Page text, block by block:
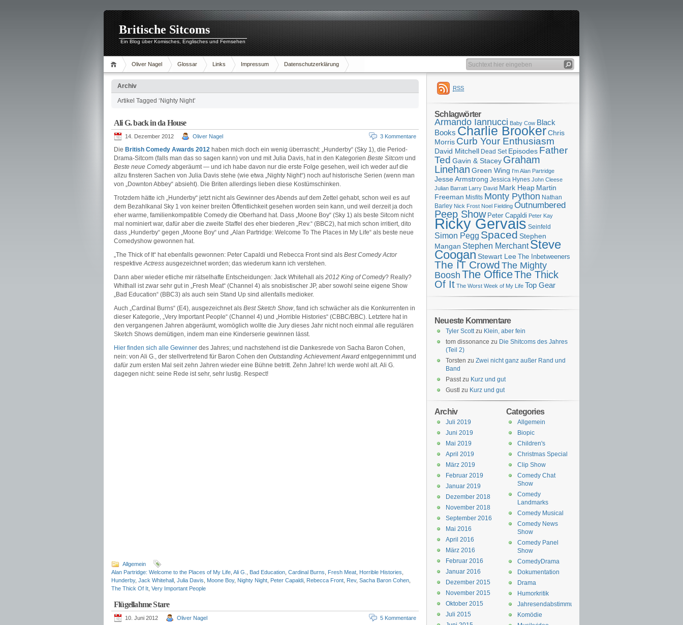
Britische Sitcoms
Ein Blog über Komisches, Englisches und Fernsehen
Oliver Nagel Glossar Links Impressum Datenschutzerklärung
Archiv
Artikel Tagged ‘Nighty Night’
Ali G. back in da House
14. Dezember 2012 Oliver Nagel 3 Kommentare
Die British Comedy Awards 2012 haben mich doch ein wenig überrascht: „Hunderby“ (Sky 1), die Period-
Drama-Sitcom (falls man das so sagen kann) von und mit Julia Davis, hat in den Kategorien Beste Sitcom und
Beste neue Comedyabgeräumt — und ich habe davon nur die erste Folge gesehen, weil ich weder auf die
allzu finsteren Sachen von Julia Davis stehe (wie etwa „Nighty Night“) noch auf historische Serien (wenn man
von „Downton Abbey“ absieht). Die Briten allerdings lieben diese Kostümschinken.
Trotzdem hätte ich „Hunderby“ jetzt nicht als Gewinner des Abends auf dem Zettel gehabt, schon weil es auf
dem Bezahlkanal Sky 1 von keiner breiten Öffentlichkeit gesehen worden sein kann, und weil derzeit ja doch
eher warme, familienkompatible Comedy die Oberhand hat. Dass „Moone Boy“ (Sky 1) als beste Sitcom nicht
mal nominiert war, dafür aber die zweite Staffel des eher biederen „Rev.“ (BBC2), hat mich schon irritiert, dito
dass „Hunderby“ gegen „Moone Boy“ und „Alan Partridge: Welcome To The Places in My Life“ als beste neue
Comedyshow gewonnen hat.
„The Thick of It“ hat ebenfalls gewonnen: Peter Capaldi und Rebecca Front sind als Best Comedy Actor
respektiveActress ausgezeichnet worden; das wiederum kann ich verstehen.
Dann aber wieder etliche mir rätselhafte Entscheidungen: Jack Whitehall als 2012 King of Comedy? Really?
Whithall ist zwar sehr gut in „Fresh Meat“ (Channel 4) als snobistischer JP, aber sowohl seine eigene Show
„Bad Education“ (BBC3) als auch sein Stand Up sind allenfalls medioker.
Auch „Cardinal Burns“ (E4), ausgezeichnet als Best Sketch Show, fand ich schwächer als die Konkurrenten in
dieser Kategorie, „Very Important People“ (Channel 4) und „Horrible Histories“ (CBBC/BBC). Letztere hat in
den vergangenen Jahren abgeräumt, womöglich wollte die Jury dieses Jahr nicht noch einmal alle regulären
Sketch Shows demütigen, indem man eine Kinderserie gewinnen lässt.
Hier finden sich alle Gewinner des Jahres; und nachstehend ist die Dankesrede von Sacha Baron Cohen,
nein: von Ali G., der stellvertretend für Baron Cohen den Outstanding Achievement Award entgegennimmt und
dafür zum ersten Mal seit zehn Jahren wieder eine Bühne betritt. Zehn Jahre! Ich werde wohl alt. Ali G.
dagegen nicht: seine Rede ist sehr, sehr lustig. Respect!
Allgemein
Alan Partridge: Welcome to the Places of My Life Ali G. Bad Education Cardinal Burns Fresh Meat Horrible Histories
Hunderby, Jack Whitehall Julia Davis Moone Boy, Nighty Night Peter Capaldi Rebecca Front Rev, Sacha Baron Cohen
The Thick Of It Very Important People
Flügellahme Stare
10. Juni 2012 Oliver Nagel 5 Kommentare
RSS
Schlagwörter
Armando Iannucci Baby Cow Black
Books Charlie BrookerChris
Morris Curb Your Enthusiasm
David Mitchell Dead Set Episodes Father
Ted Gavin & Stacey Graham
Linehan Green Wing I'm Alan Partridge
Jesse Armstrong Jessica Hynes John Cleese
Julian Barratt Larry David Mark Heap Martin
Freeman Misfits Monty Python Nathan
Barley Nick Frost Noel Fielding Outnumbered
Peep Show Peter Capaldi Peter Kay
Ricky Gervais Seinfeld
Simon Pegg Spaced Stephen
Mangan Stephen Merchant Steve
CooganStewart Lee The Inbetweeners
The IT Crowd The Mighty
Boosh The OfficeThe Thick
Of It The Worst Week of My Life Top Gear
Neueste Kommentare
Tyler Scottzu Klein, aber fein
tom dissonance zu Die Shitcoms des Jahres
(Teil 2)
Torsten zu Zwei nicht ganz außer Rand und
Band
Passtzu Kurz und gut
Gustl zu Kurz und gut
Categories
Allgemein
Biopic
Children's
Christmas Special
Clip Show
Comedy Chat
Show
Comedy
Landmarks
Comedy Musical
Comedy News
Show
Comedy Panel
Show
ComedyDrama
Dokumentation
Drama
Humorkritik
Jahresendabstimmung
Komödie
Archiv
Juli 2019
Juni 2019
Mai 2019
April 2019
März 2019
Februar 2019
Januar 2019
Dezember 2018
November 2018
September 2016
Mai 2016
April 2016
März 2016
Februar 2016
Januar 2016
Dezember 2015
November 2015
Oktober 2015
Juli 2015